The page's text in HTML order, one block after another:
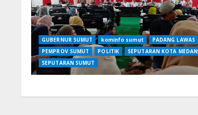
GUBERNUR SUMUT kominfo sumut
PADANG LAWAS
PEMPROV SUMUT
POLITIK
SEPUTARAN KOTA MEDAN
SEPUTARAN SUMUT